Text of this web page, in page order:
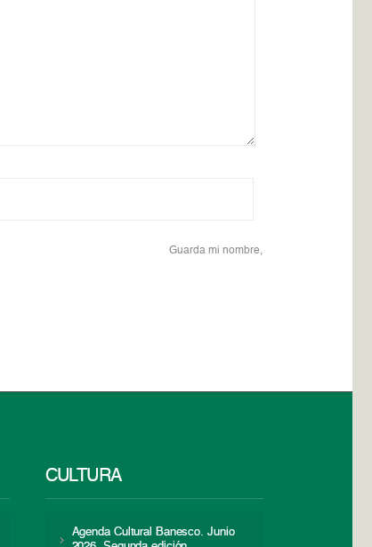
Guarda mi nombre,
CULTURA
Agenda Cultural Banesco. Junio